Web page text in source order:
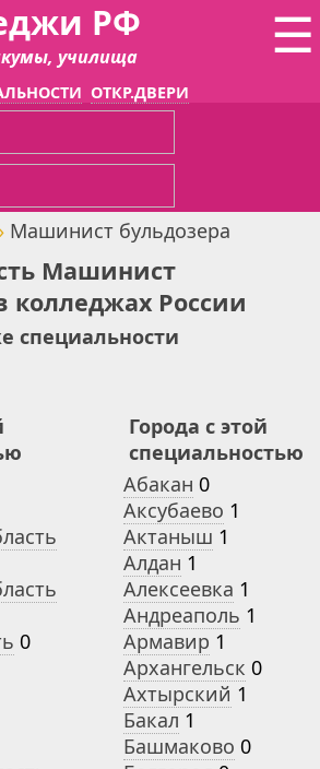
☰
РФ
училища
ОТКР.ДВЕРИ
Машинист бульдозера
Машинист
колледжах России
специальности
0
Города с этой
специальностью
Абакан 0
Аксубаево 1
Актаныш 1
Алдан 1
Алексеевка 1
Андреаполь 1
Армавир 1
Архангельск 0
Ахтырский 1
Бакал 1
Башмаково 0